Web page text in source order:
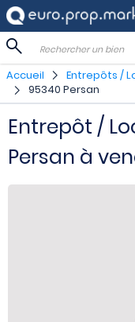
Rechercher un bien
Accueil Entrepôts /
95340 Persan
Entrepôt /
Persan à